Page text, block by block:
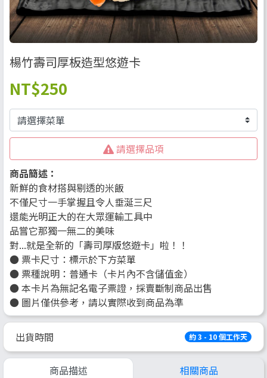
楊竹壽司厚板造型悠遊卡
NT$250
請選擇品項
商品簡述：
新鮮的食材搭與剔透的米飯
不僅尺寸一手掌握且令人垂涎三尺
還能光明正大的在大眾運輸工具中
品嘗它那獨一無二的美味
對...就是全新的「壽司厚版悠遊卡」啦！！
● 票卡尺寸：標示於下方菜單
● 票種說明：普通卡（卡片內不含儲值金）
● 本卡片為無記名電子票證，採賣斷制商品出售
● 圖片僅供參考，請以實際收到商品為準
出貨時間 約 3 - 10 個工作天
商品描述 相關商品